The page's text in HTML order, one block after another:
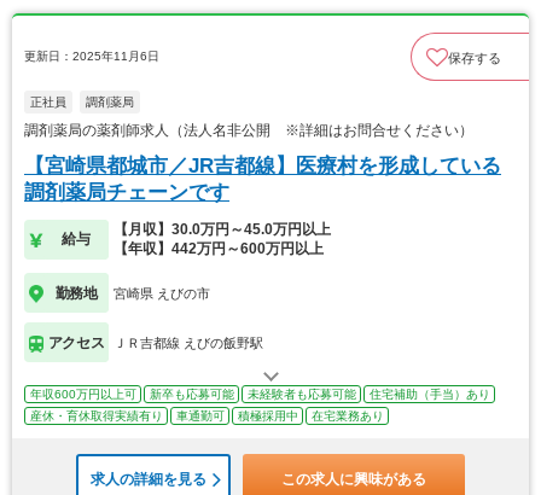
更新日：2025年11月6日 保存する
正社員 調剤薬局
調剤薬局の薬剤師求人（法人名非公開 ※詳細はお問合せください）
【宮崎県都城市／JR吉都線】医療村を形成している
調剤薬局チェーンです
給与
【月収】30.0万円～45.0万円以上
【年収】442万円～600万円以上
勤務地 宮崎県 えびの市
アクセス ＪＲ吉都線 えびの飯野駅
年収600万円以上可 新卒も応募可能 未経験者も応募可能
住宅補助（手当）あり
産休・育休取得実績有り
車通勤可 積極採用中 在宅業務あり
求人の詳細を見る この求人に興味がある